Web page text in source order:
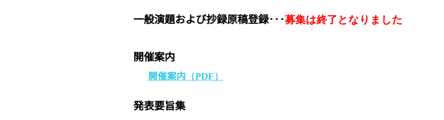
一般演題および抄録原稿登録･･･募集は終了となりました
開催案内
開催案内 （PDF）
発表要旨集